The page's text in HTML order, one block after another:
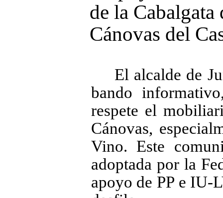
de la
Cánovas del
El alcalde de
bando
respete el
Cánovas,
Vino. Este
adoptada por la
apoyo de PP e IU-